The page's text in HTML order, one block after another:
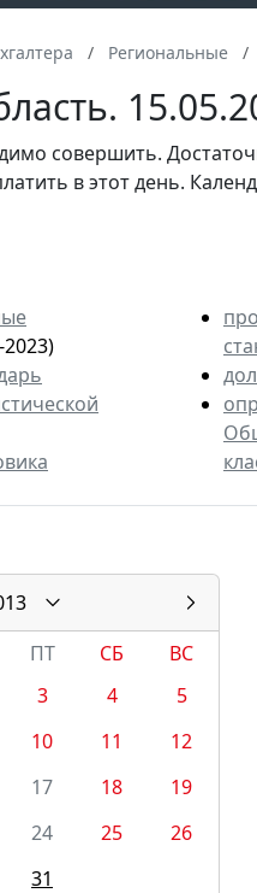
Региональные
совершить.
в этот день.
ПТ СБ
ВС
3 4
5
10 11
12
17 18
19
24 25
26
31